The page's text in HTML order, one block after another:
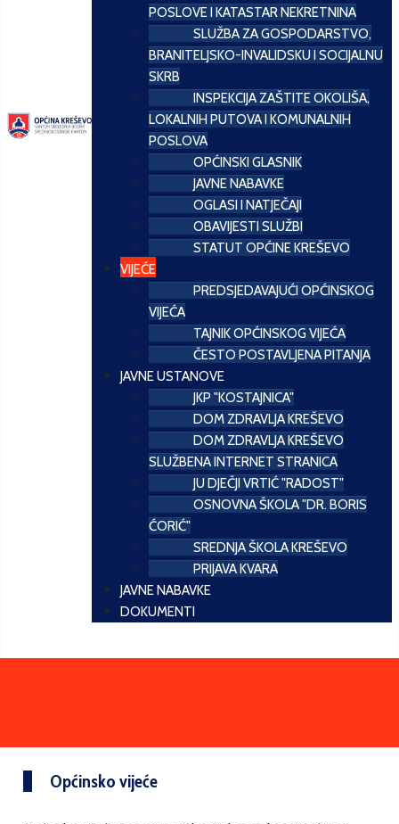
POSLOVE I KATASTAR NEKRETNINA
SLUŽBA ZA GOSPODARSTVO,
BRANITELJSKO-INVALIDSKU I SOCIJALNU
SKRB
INSPEKCIJA ZAŠTITE OKOLIŠA,
LOKALNIH PUTOVA I KOMUNALNIH
POSLOVA
OPĆINSKI GLASNIK
JAVNE NABAVKE
OGLASI I NATJEČAJI
OBAVIJESTI SLUŽBI
STATUT OPĆINE KREŠEVO
VIJEĆE
PREDSJEDAVAJUĆI OPĆINSKOG
VIJEĆA
TAJNIK OPĆINSKOG VIJEĆA
ČESTO POSTAVLJENA PITANJA
JAVNE USTANOVE
JKP "KOSTAJNICA"
DOM ZDRAVLJA KREŠEVO
DOM ZDRAVLJA KREŠEVO
SLUŽBENA INTERNET STRANICA
JU DJEČJI VRTIĆ "RADOST"
OSNOVNA ŠKOLA "DR. BORIS
ĆORIĆ"
SREDNJA ŠKOLA KREŠEVO
PRIJAVA KVARA
JAVNE NABAVKE
DOKUMENTI
Općinsko vijeće